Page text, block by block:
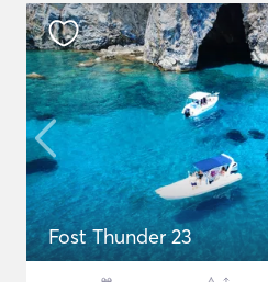
Fost Thunder 23